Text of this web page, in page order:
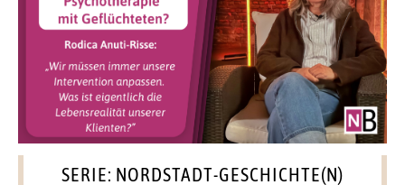
SERIE: NORDSTADT-GESCHICHTE(N)